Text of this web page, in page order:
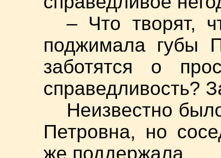
– Что творят,
поджимала губы
заботятся о
справедливость?
Неизвестно
Петровна, но
же поддержала.